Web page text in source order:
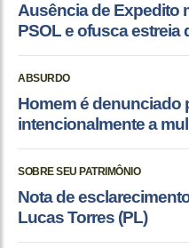
Ausência de Expedito
PSOL e ofusca estreia
ABSURDO
Homem é denunciado
intencionalmente a
SOBRE SEU PATRIMÔNIO
Nota de
Lucas Torres (PL)